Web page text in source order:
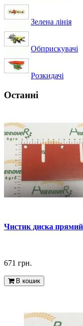
Зелена лінія
Обприскувачі
Розкидачі
Останні
Чистик диска
671 грн.
В кошик